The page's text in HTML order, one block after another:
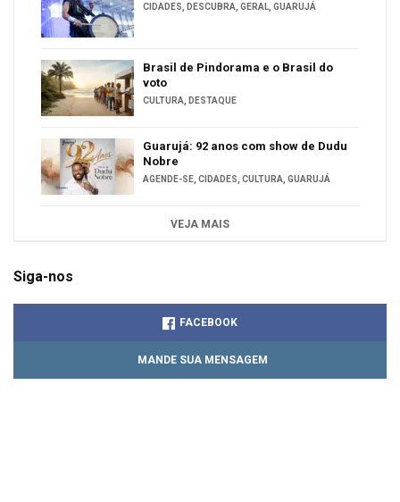
CIDADES, DESCUBRA, GERAL, GUARUJÁ
Brasil de Pindorama e o Brasil do
voto
CULTURA, DESTAQUE
Guarujá: 92 anos com show de Dudu
Nobre
AGENDE-SE, CIDADES, CULTURA, GUARUJÁ
VEJA MAIS
Siga-nos
FACEBOOK
MANDE SUA MENSAGEM